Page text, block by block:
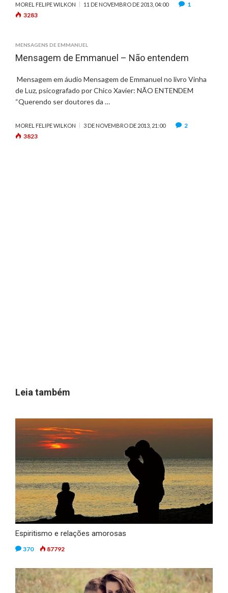
U
S
T
E
N
O
MOREL FELIPE WILKON 11 DE NOVEMBRO DE 2013, 04:00
1
3283
MENSAGENS DE EMMANUEL
Mensagem de Emmanuel – Não entendem
Mensagem em áudio Mensagem de Emmanuel no livro Vinha
de Luz, psicografado por Chico Xavier: NÃO ENTENDEM
“Querendo ser doutores da …
MOREL FELIPE WILKON 3 DE NOVEMBRO DE 2013, 21:00
2
3823
Leia também
Espiritismo e relações amorosas
370 87792